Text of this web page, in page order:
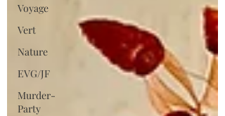
Voyage
Vert
Nature
EVG/JF
Murder-
Party